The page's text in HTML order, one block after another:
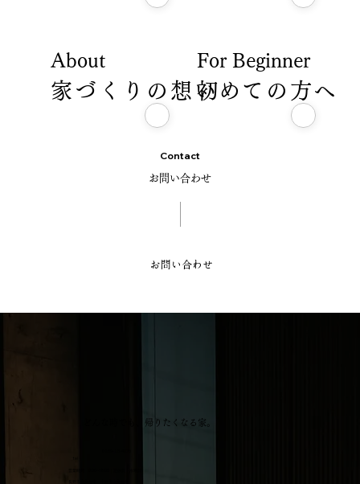
About
家づくりの想い
For Beginner
​初めての方へ
Contact
お問い合わせ
お問い合わせ
どんな時でも、帰りたくなる家。